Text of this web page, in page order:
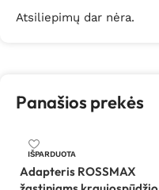
Atsiliepimų dar nėra.
Panašios prekės
IŠPARDUOTA
Adapteris ROSSMAX